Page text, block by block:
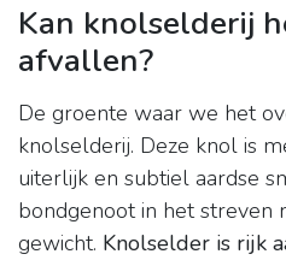
Kan knolselderij
afvallen?
De groente waar we het
knolselderij. Deze knol is
uiterlijk en subtiel aardse
bondgenoot in het streven
gewicht. Knolselder is rijk